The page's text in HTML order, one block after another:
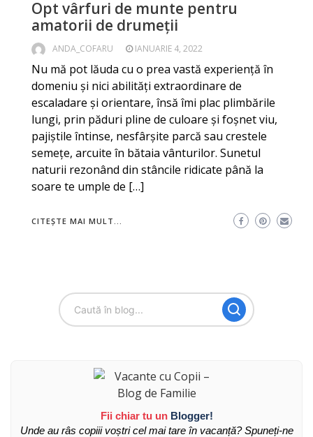
Opt vârfuri de munte pentru
amatorii de drumeții
ANDA_COFARU IANUARIE 4, 2022
Nu mă pot lăuda cu o prea vastă experiență în
domeniu și nici abilități extraordinare de
escaladare și orientare, însă îmi plac plimbările
lungi, prin păduri pline de culoare și foșnet viu,
pajiștile întinse, nesfârșite parcă sau crestele
semețe, arcuite în bătaia vânturilor. Sunetul
naturii rezonând din stâncile ridicate până la
soare te umple de […]
CITEȘTE MAI MULT...
Fii chiar tu un Blogger!
Unde au râs copiii voștri cel mai tare în vacanță? Spuneți-ne